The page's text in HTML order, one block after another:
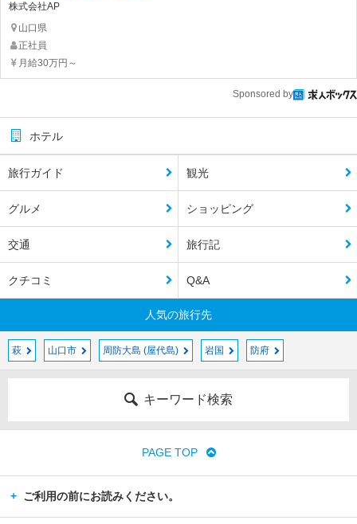
株式会社AP
山口県
正社員
月給30万円～
Sponsored by
ホテル
旅行ガイド 観光
グルメ ショッピング
交通 旅行記
クチコミ Q&A
人気の旅行先
萩 山口市 周防大島 (屋代島) 岩国 防府
キーワード検索
PAGE TOP
ご利用の前にお読みください。